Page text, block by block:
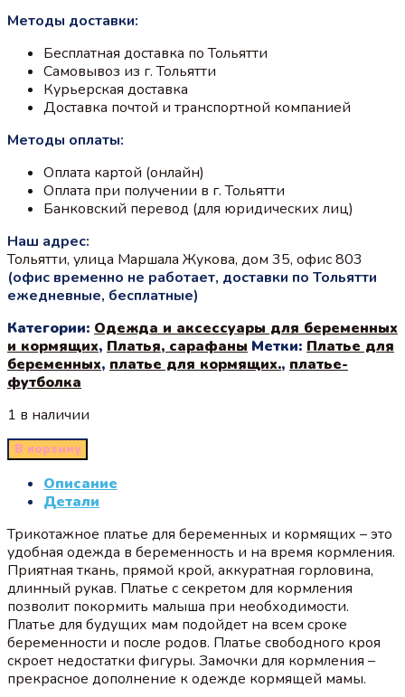
составляла
500 ₽.
Методы доставки:
Бесплатная доставка по Тольятти
Самовывоз из г. Тольятти
Курьерская доставка
Доставка почтой и транспортной компанией
Методы оплаты:
Оплата картой (онлайн)
Оплата при получении в г. Тольятти
Банковский перевод (для юридических лиц)
Наш адрес:
Тольятти, улица Маршала Жукова, дом 35, офис 803
(офис временно не работает, доставки по Тольятти
ежедневные, бесплатные)
Категории: Одежда и аксессуары для беременных
и кормящих, Платья, сарафаны Метки: Платье для
беременных, платье для кормящих., платье-
футболка
1 в наличии
В корзину
Описание
Детали
Трикотажное платье для беременных и кормящих – это
удобная одежда в беременность и на время кормления.
Приятная ткань, прямой крой, аккуратная горловина,
длинный рукав. Платье с секретом для кормления
позволит покормить малыша при необходимости.
Платье для будущих мам подойдет на всем сроке
беременности и после родов. Платье свободного кроя
скроет недостатки фигуры. Замочки для кормления –
прекрасное дополнение к одежде кормящей мамы.